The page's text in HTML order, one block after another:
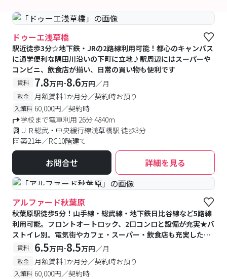
ドゥーエ浅草橋
駅近徒歩3分☆地下鉄・JRの2路線利用可能！都心のキャンパス
に通学便利な隅田川沿いの下町に立地♪駅周辺にはスーパーや
コンビニ、飲食店が揃い、日常の買い物も便利です
賃料 7.8万円-8.6万円／月
敷金 月額賃料1か月分／契約時お預り
入館料 60,000円／契約時
学校まで電車利用 26分 4840m
ＪＲ総武・中央緩行線浅草橋駅 徒歩3分
築21年／RC10階建て
お問合せ 詳細を見る
#予約受付中 #空室待ち
アルファード秋葉原
秋葉原駅徒歩5分！山手線・総武線・地下鉄日比谷線など5路線
利用可能。フロントオートロック、2口コンロと設備が充実★バ
ストイレ別。電気街やカフェ・スーパー・飲食店も充実した秋
葉原♪
賃料 6.5万円-8.5万円／月
敷金 月額賃料1か月分／契約時お預り
入館料 60,000円／契約時